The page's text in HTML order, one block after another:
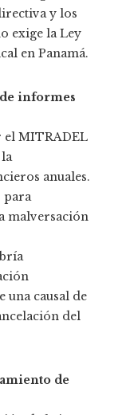
y los
exige la Ley
en Panamá.
informes
el MITRADEL
anuales.
para
malversación
una causal de
del
de